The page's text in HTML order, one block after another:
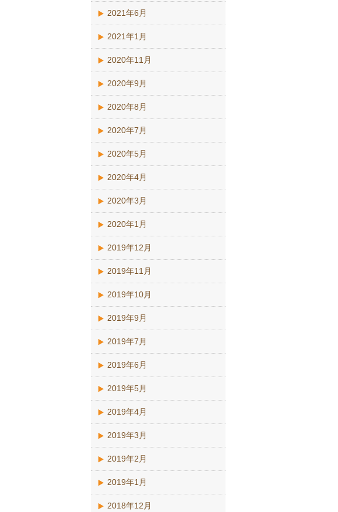
2021年6月
2021年1月
2020年11月
2020年9月
2020年8月
2020年7月
2020年5月
2020年4月
2020年3月
2020年1月
2019年12月
2019年11月
2019年10月
2019年9月
2019年7月
2019年6月
2019年5月
2019年4月
2019年3月
2019年2月
2019年1月
2018年12月